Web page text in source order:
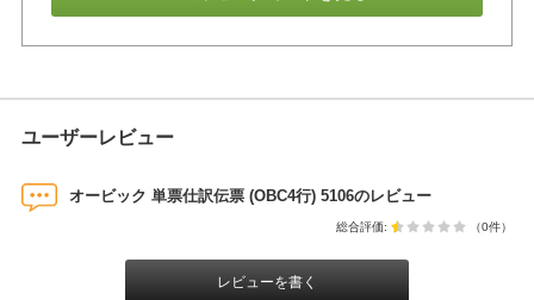
ユーザーレビュー
オービック 単票仕訳伝票 (OBC4行) 5106のレビュー
総合評価: （0件）
レビューを書く